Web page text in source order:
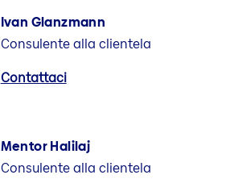
Ivan Glanzmann
Consulente alla clientela
Contattaci
Mentor Halilaj
Consulente alla clientela